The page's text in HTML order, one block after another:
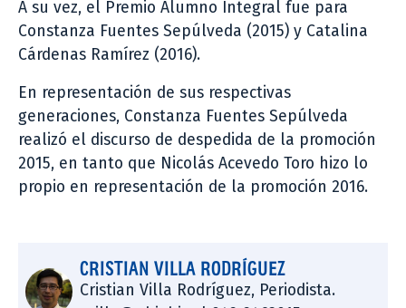
A su vez, el Premio Alumno Integral fue para
Constanza Fuentes Sepúlveda (2015) y Catalina
Cárdenas Ramírez (2016).
En representación de sus respectivas
generaciones, Constanza Fuentes Sepúlveda
realizó el discurso de despedida de la promoción
2015, en tanto que Nicolás Acevedo Toro hizo lo
propio en representación de la promoción 2016.
CRISTIAN VILLA RODRÍGUEZ
Cristian Villa Rodríguez, Periodista.